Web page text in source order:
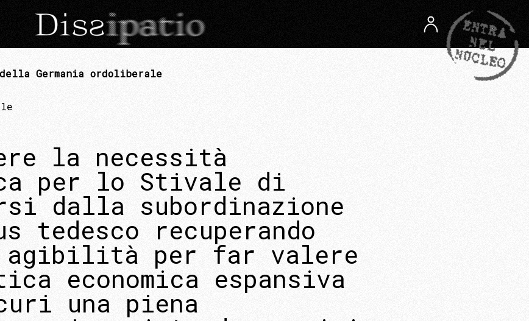
Germania ordoliberale
la necessità
per lo Stivale di
dalla subordinazione
tedesco recuperando
agibilità per far valere
economica espansiva
una piena